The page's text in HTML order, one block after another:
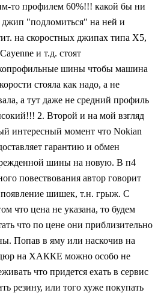
то профилем 60%!!! какой бы ни
"подломиться" на ней и
на скоростных джипах типа Х5,
и т.д. стоят
шины чтобы машина
стояла как надо, а не
а тут даже не средний профиль
2. Второй и на мой взгляд
интересный момент что Nokian
гарантию и обмен
шины на новую. В п4
повествования автор говорит
шишек, т.н. грыж. С
что цена не указана, то будем
что по цене они приблизительно
Попав в яму или наскочив на
на ХАККЕ можно особо не
что придется ехать в сервис
резину, или того хуже покупать